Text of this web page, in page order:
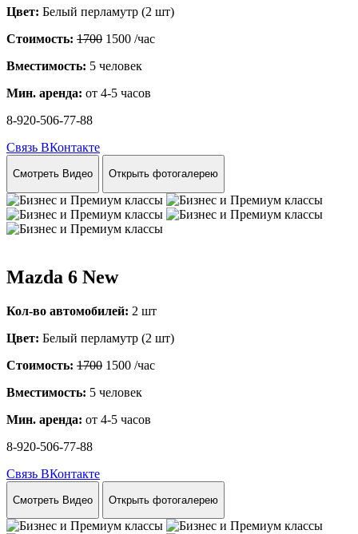
Цвет: Белый перламутр (2 шт)
Стоимость: 1700 1500 /час
Вместимость: 5 человек
Мин. аренда: от 4-5 часов
8-920-506-77-88
Связь ВКонтакте
Смотреть Видео Открыть фотогалерею
Mazda 6 New
Кол-во автомобилей: 2 шт
Цвет: Белый перламутр (2 шт)
Стоимость: 1700 1500 /час
Вместимость: 5 человек
Мин. аренда: от 4-5 часов
8-920-506-77-88
Связь ВКонтакте
Смотреть Видео Открыть фотогалерею